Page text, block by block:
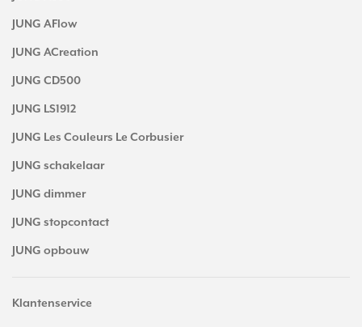
JUNG AFlow
JUNG ACreation
JUNG CD500
JUNG LS1912
JUNG Les Couleurs Le Corbusier
JUNG schakelaar
JUNG dimmer
JUNG stopcontact
JUNG opbouw
Klantenservice